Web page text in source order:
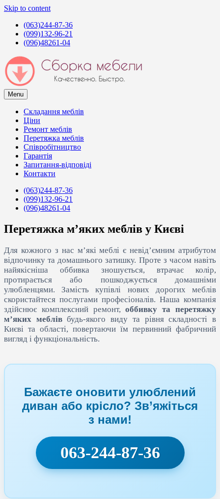
Skip to content
(063)244-87-36
(099)132-96-21
(096)48261-04
Сборка мебели в Киеве
Услуги сборщиков мебели в Киеве
Menu
Складання меблів
Ціни
Ремонт меблів
Перетяжка меблів
Співробітництво
Гарантія
Запитання-відповіді
Контакти
(063)244-87-36
(099)132-96-21
(096)48261-04
Перетяжка м’яких меблів у Києві
Для кожного з нас м’які меблі є невід’ємним атрибутом
відпочинку та домашнього затишку. Проте з часом навіть
найякісніша оббивка зношується, втрачає колір,
протирається або пошкоджується домашніми
улюбленцями. Замість купівлі нових дорогих меблів
скористайтеся послугами професіоналів. Наша компанія
здійснює комплексний ремонт,оббивку та перетяжку
м’яких меблівбудь-якого виду та рівня складності в
Києві та області, повертаючи їм первинний фабричний
вигляд і функціональність.
Бажаєте оновити улюблений
диван або крісло? Зв’яжіться
з нами!
063-244-87-36